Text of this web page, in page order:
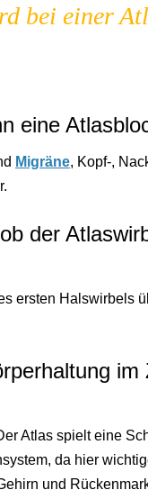
bei einer
eine
Migräne, Kopf-,
der
ersten Halswirbels
Atlas spielt eine
da hier
und